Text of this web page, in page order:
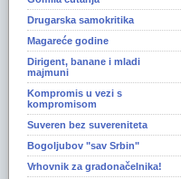
Drugarska samokritika
Magareće godine
Dirigent, banane i mladi
majmuni
Kompromis u vezi s
kompromisom
Suveren bez suvereniteta
Bogoljubov "sav Srbin"
Vrhovnik za gradonačelnika!